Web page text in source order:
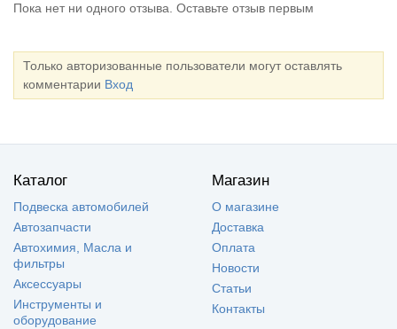
Пока нет ни одного отзыва. Оставьте отзыв первым
Только авторизованные пользователи могут оставлять
комментарии Вход
Каталог
Подвеска автомобилей
Автозапчасти
Автохимия, Масла и
фильтры
Аксессуары
Инструменты и
оборудование
Магазин
О магазине
Доставка
Оплата
Новости
Статьи
Контакты